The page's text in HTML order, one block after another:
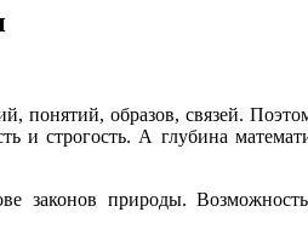
понятий, образов, связей.
и строгость. А глубина
законов природы.